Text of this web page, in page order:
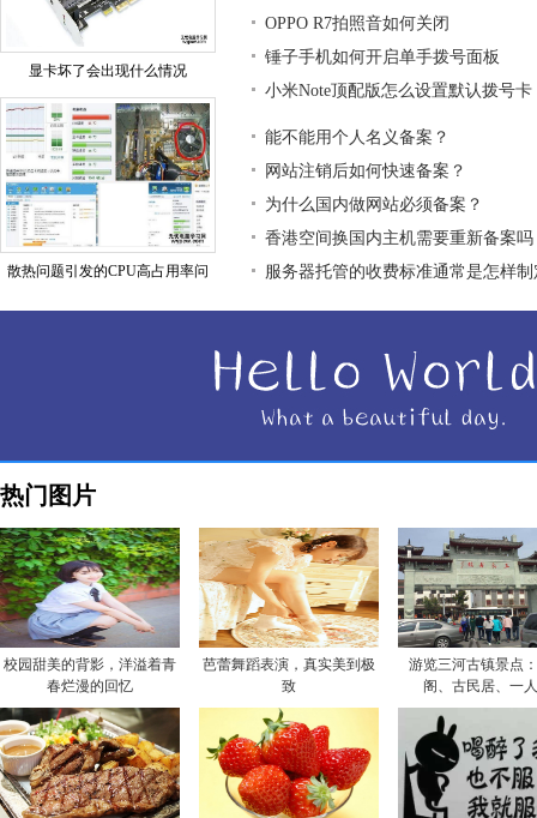
显卡坏了会出现什么情况
散热问题引发的CPU高占用率问
OPPO R7拍照音如何关闭
锤子手机如何开启单手拨号面板
小米Note顶配版怎么设置默认拨号卡
能不能用个人名义备案？
网站注销后如何快速备案？
为什么国内做网站必须备案？
香港空间换国内主机需要重新备案吗
服务器托管的收费标准通常是怎样
热门图片
校园甜美的背影，洋溢着青
春烂漫的回忆
芭蕾舞蹈表演，真实美到极
致
游览三河古镇景点
阁、古民居、一